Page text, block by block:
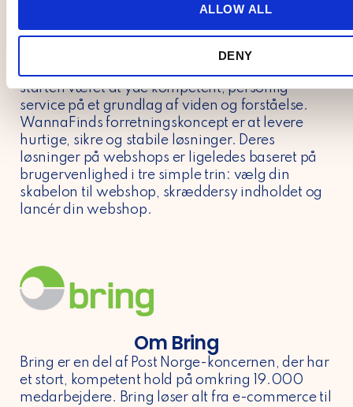
ALLOW ALL
DENY
Om WannaFind
WannaFind blev grundlagt i 2000 og er nu et af
Danmarks fremmeste hostingleverandører med
over 29.000 kunder. Deres fokus har siden
starten været at yde kompetent, personlig
service på et grundlag af viden og forståelse.
WannaFinds forretningskoncept er at levere
hurtige, sikre og stabile løsninger. Deres
løsninger på webshops er ligeledes baseret på
brugervenlighed i tre simple trin: vælg din
skabelon til webshop, skræddersy indholdet og
lancér din webshop.
Om Bring
Bring er en del af Post Norge-koncernen, der har
et stort, kompetent hold på omkring 19.000
medarbejdere. Bring løser alt fra e-commerce til